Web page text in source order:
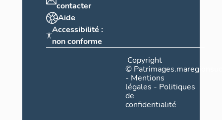
contacter
Aide
Accessibilité :
non conforme
Copyright
©
- Mentions
légales - Politiques
de
confidentialité